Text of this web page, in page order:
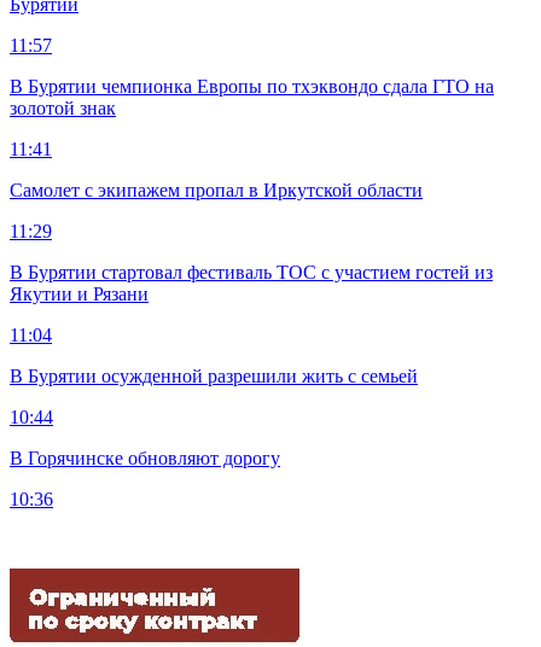
11:57
В Бурятии чемпионка Европы по тхэквондо сдала ГТО на
золотой знак
11:41
Самолет с экипажем пропал в Иркутской области
11:29
В Бурятии стартовал фестиваль ТОС с участием гостей из
Якутии и Рязани
11:04
В Бурятии осужденной разрешили жить с семьей
10:44
В Горячинске обновляют дорогу
10:36